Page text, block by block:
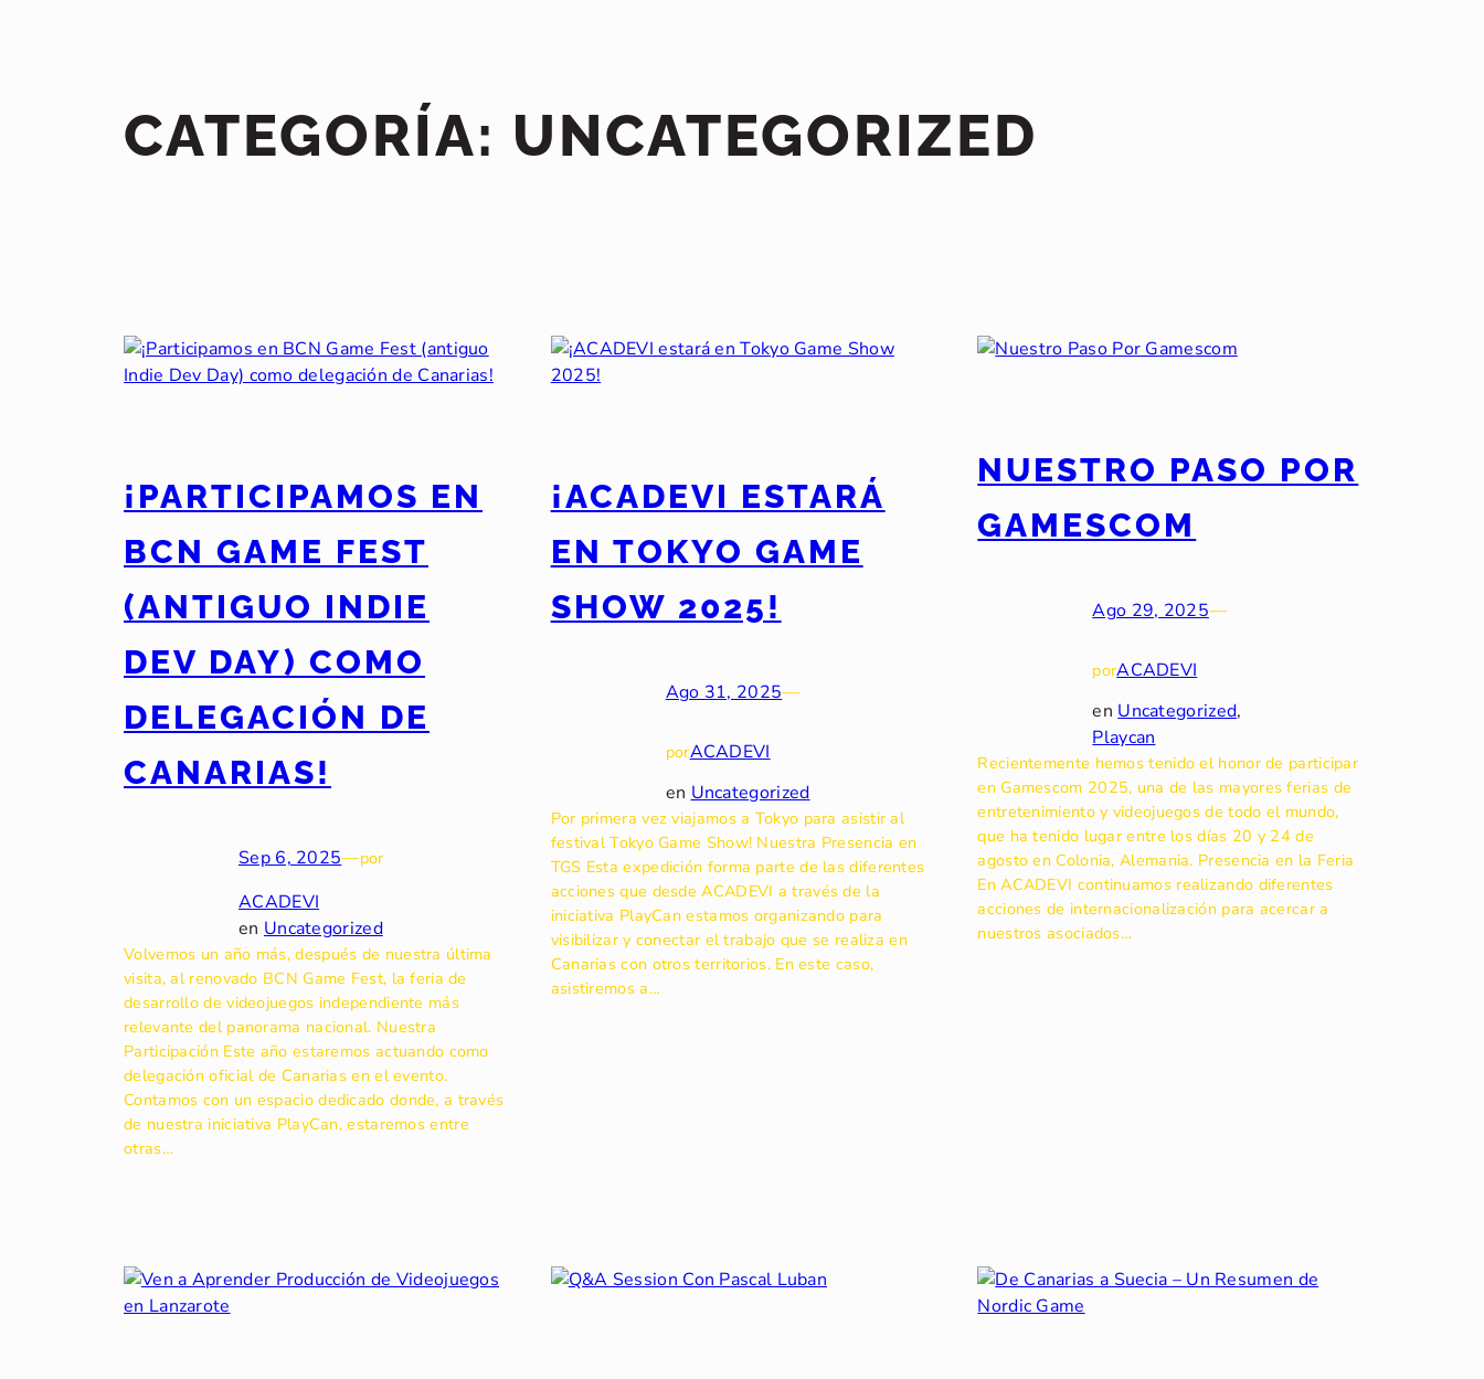
CATEGORÍA: UNCATEGORIZED
¡PARTICIPAMOS EN
BCN GAME FEST
(ANTIGUO INDIE
DEV DAY) COMO
DELEGACIÓN DE
CANARIAS!
Sep 6, 2025—por
ACADEVI
en Uncategorized
Volvemos un año más, después de nuestra última
visita, al renovado BCN Game Fest, la feria de
desarrollo de videojuegos independiente más
relevante del panorama nacional. Nuestra
Participación Este año estaremos actuando como
delegación oficial de Canarias en el evento.
Contamos con un espacio dedicado donde, a través
de nuestra iniciativa PlayCan, estaremos entre
otras…
¡ACADEVI ESTARÁ
EN TOKYO GAME
SHOW 2025!
Ago 31, 2025—
porACADEVI
en Uncategorized
Por primera vez viajamos a Tokyo para asistir al
festival Tokyo Game Show! Nuestra Presencia en
TGS Esta expedición forma parte de las diferentes
acciones que desde ACADEVI a través de la
iniciativa PlayCan estamos organizando para
visibilizar y conectar el trabajo que se realiza en
Canarias con otros territorios. En este caso,
asistiremos a…
NUESTRO PASO POR
GAMESCOM
Ago 29, 2025—
porACADEVI
en Uncategorized
Playcan
Recientemente hemos tenido el honor de participar
en Gamescom 2025, una de las mayores ferias de
entretenimiento y videojuegos de todo el mundo,
que ha tenido lugar entre los días 20 y 24 de
agosto en Colonia, Alemania. Presencia en la Feria
En ACADEVI continuamos realizando diferentes
acciones de internacionalización para acercar a
nuestros asociados…